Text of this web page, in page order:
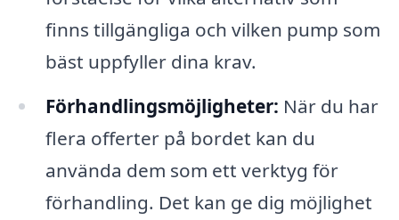
finns tillgängliga och vilken pump som
bäst uppfyller dina krav.
Förhandlingsmöjligheter: När du har
flera offerter på bordet kan du
använda dem som ett verktyg för
förhandling. Det kan ge dig möjlighet